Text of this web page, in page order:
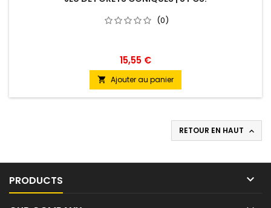
(0)
15,55 €
 Ajouter au panier
RETOUR EN HAUT 
PRODUCTS 